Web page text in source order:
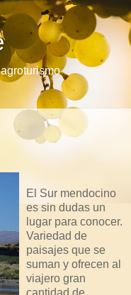
El Sur mendocino
es sin dudas un
lugar para conocer.
Variedad de
paisajes que se
suman y ofrecen al
viajero gran
cantidad de